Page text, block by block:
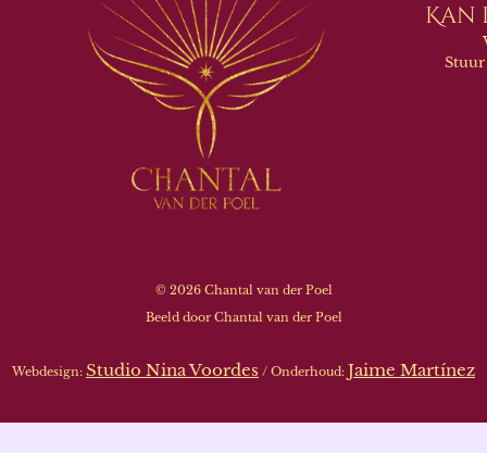
Kan
© 2026 Chantal van der Poel
Beeld door Chantal van der Poel
Webdesign: Studio Nina Voordes / Onderhoud: Jaime Martínez